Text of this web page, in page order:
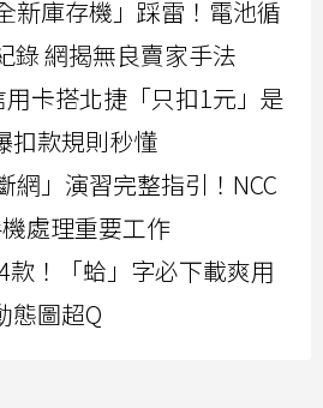
新庫存機」踩雷！電池循
錄 網揭無良賣家手法
用卡搭北捷「只扣1元」是
扣款規則秒懂
網」演習完整指引！NCC
處理重要工作
款！「蛤」字必下載爽用
態圖超Q